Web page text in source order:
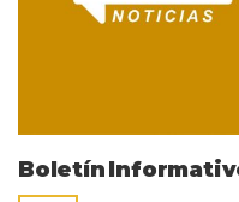
Boletín